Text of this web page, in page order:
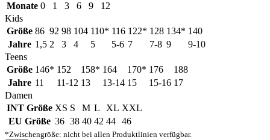
Monate 0 1 3 6 9
12
Kids
Größe 86 92 98 104 110* 116 122* 128 134* 140
Jahre 1,5 2 3 4 5 5-6 7 7-8 9
9-10
Teens
Größe 146* 152 158* 164 170* 176
188
Jahre 11 11-12 13 13-14 15 15-16 17
Damen
INT Größe XS S M L XL XXL
EU Größe 36 38 40 42 44 46
*Zwischengröße: nicht bei allen Produktlinien verfügbar.